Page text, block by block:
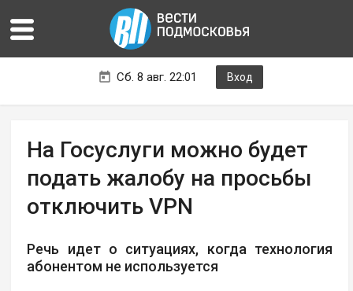
Сб. 8 авг. 22:01 Вход
На Госуслуги можно будет
подать жалобу на просьбы
отключить VPN
Речь идет о ситуациях, когда технология
абонентом не используется